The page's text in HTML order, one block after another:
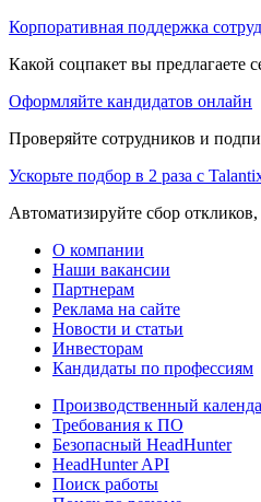
Корпоративная поддержка
Какой соцпакет вы предлагаете
Оформляйте кандидатов онлайн
Проверяйте сотрудников и
Ускорьте подбор в 2 раза с
Автоматизируйте сбор
О компании
Наши вакансии
Партнерам
Реклама на сайте
Новости и статьи
Инвесторам
Кандидаты по профессиям
Производственный
Требования к ПО
Безопасный HeadHunter
HeadHunter API
Поиск работы